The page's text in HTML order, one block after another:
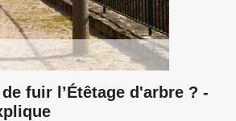
fuir l’Étêtage d'arbre ? -